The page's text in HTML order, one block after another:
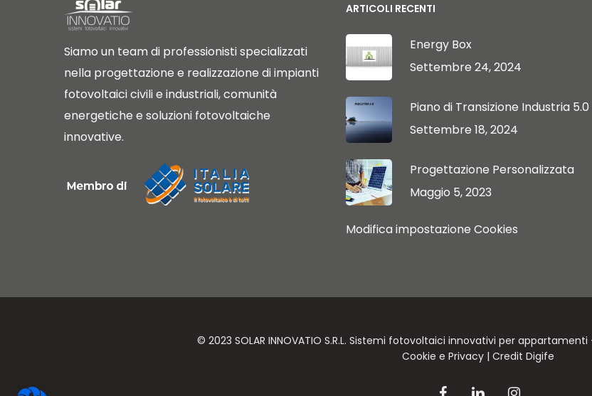
Siamo un team di professionisti specializzati
nella progettazione e realizzazione di impianti
fotovoltaici civili e industriali, comunità
energetiche e soluzioni fotovoltaiche
innovative.
ARTICOLI RECENTI
Energy Box
Settembre 24, 2024
Piano di Transizione Industria 5.0
Settembre 18, 2024
Progettazione Personalizzata
Maggio 5, 2023
Modifica impostazione Cookies
© 2023 SOLAR INNOVATIO S.R.L. Sistemi fotovoltaici innovativi per appartamenti
Cookie e Privacy| Credit Digife
facebooklinkedin instagram